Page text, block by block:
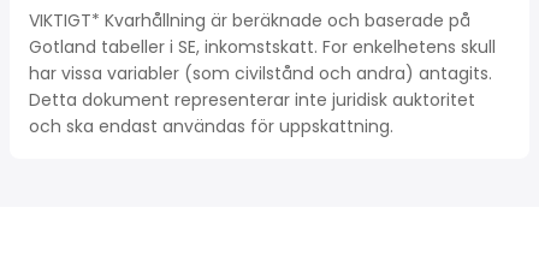
VIKTIGT* Kvarhållning är beräknade och baserade på
Gotland tabeller i SE, inkomstskatt. For enkelhetens skull
har vissa variabler (som civilstånd och andra) antagits.
Detta dokument representerar inte juridisk auktoritet
och ska endast användas för uppskattning.